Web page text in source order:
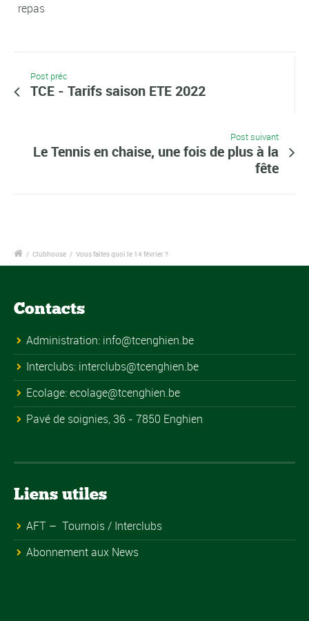
repas
Post préc
TCE - Tarifs saison ETE 2022
Post suivant
Le Tennis en chaise, une fois de plus à la
fête
/ Clubhouse / Vous faites quoi le 14 février ?
Contacts
Administration: info@tcenghien.be
Interclubs: interclubs@tcenghien.be
Ecolage:ecolage@tcenghien.be
Pavé de soignies, 36 - 7850 Enghien
Liens utiles
AFT – Tournois / Interclubs
Abonnement aux News